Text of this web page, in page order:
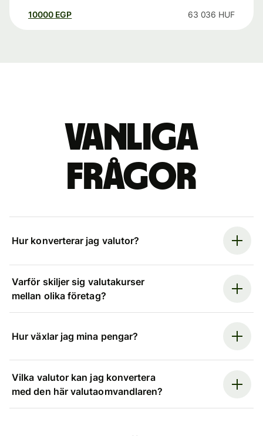
10000 EGP 63 036 HUF
Vanliga
frågor
Hur konverterar jag valutor?
Varför skiljer sig valutakurser
mellan olika företag?
Hur växlar jag mina pengar?
Vilka valutor kan jag konvertera
med den här valutaomvandlaren?